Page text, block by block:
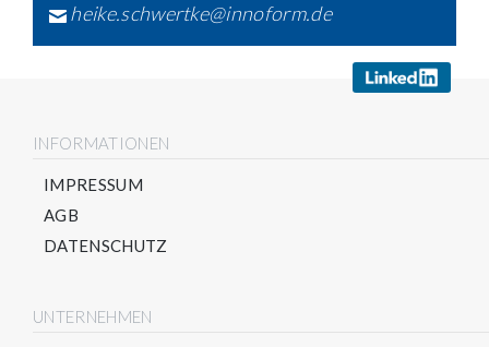
heike.schwertke@innoform.de
INFORMATIONEN
IMPRESSUM
AGB
DATENSCHUTZ
UNTERNEHMEN